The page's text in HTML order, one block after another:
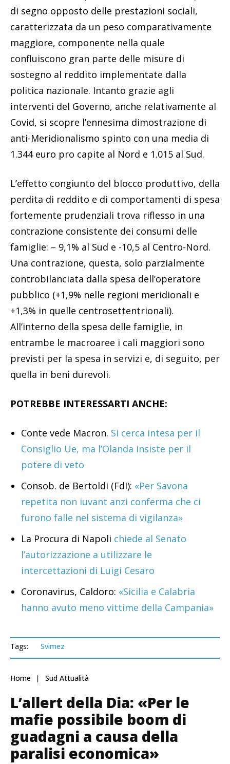
di segno opposto delle prestazioni sociali,
caratterizzata da un peso comparativamente
maggiore, componente nella quale
confluiscono gran parte delle misure di
sostegno al reddito implementate dalla
politica nazionale. Intanto grazie agli
interventi del Governo, anche relativamente al
Covid, si scopre l’ennesima dimostrazione di
anti-Meridionalismo spinto con una media di
1.344 euro pro capite al Nord e 1.015 al Sud.
L’effetto congiunto del blocco produttivo, della
perdita di reddito e di comportamenti di spesa
fortemente prudenziali trova riflesso in una
contrazione consistente dei consumi delle
famiglie: – 9,1% al Sud e -10,5 al Centro-Nord.
Una contrazione, questa, solo parzialmente
controbilanciata dalla spesa dell’operatore
pubblico (+1,9% nelle regioni meridionali e
+1,3% in quelle centrosettentrionali).
All’interno della spesa delle famiglie, in
entrambe le macroaree i cali maggiori sono
previsti per la spesa in servizi e, di seguito, per
quella in beni durevoli.
POTREBBE INTERESSARTI ANCHE:
Conte vede Macron. Si cerca intesa per il
Consiglio Ue, ma l’Olanda insiste per il
potere di veto
Consob. de Bertoldi (FdI): «Per Savona
repetita non iuvant anzi conferma che ci
furono falle nel sistema di vigilanza»
La Procura di Napoli chiede al Senato
l’autorizzazione a utilizzare le
intercettazioni di Luigi Cesaro
Coronavirus, Caldoro: «Sicilia e Calabria
hanno avuto meno vittime della Campania»
Tags: Svimez
Home Sud Attualità
L’allert della Dia: «Per le
mafie possibile boom di
guadagni a causa della
paralisi economica»